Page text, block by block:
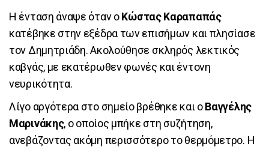
Η ένταση άναψε όταν οΚώστας Καραπαπάς
κατέβηκε στην εξέδρα των επισήμων και πλησίασε
τον Δημητριάδη. Ακολούθησε σκληρός λεκτικός
καβγάς, με εκατέρωθεν φωνές και έντονη
νευρικότητα.
Λίγο αργότερα στο σημείο βρέθηκε και οΒαγγέλης
Μαρινάκης, ο οποίος μπήκε στη συζήτηση,
ανεβάζοντας ακόμη περισσότερο το θερμόμετρο. Η